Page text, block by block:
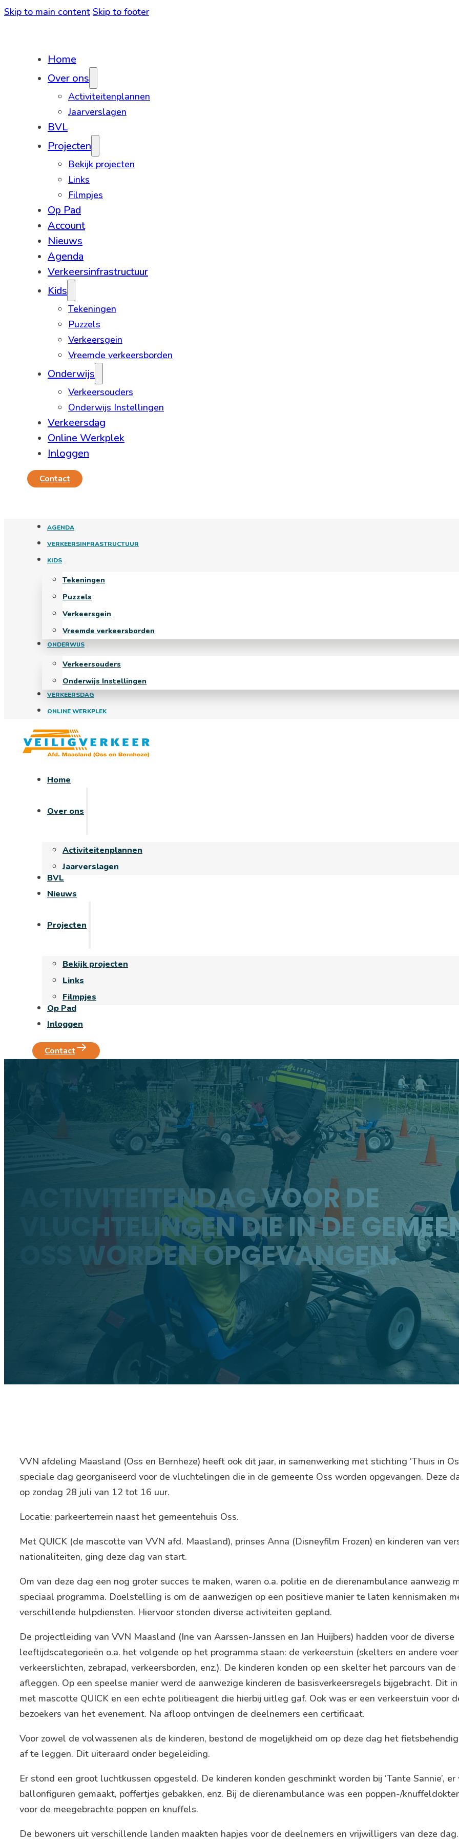
Skip to main content Skip to footer
Home
Over ons
Activiteitenplannen
Jaarverslagen
BVL
Projecten
Bekijk projecten
Links
Filmpjes
Op Pad
Account
Nieuws
Agenda
Verkeersinfrastructuur
Kids
Tekeningen
Puzzels
Verkeersgein
Vreemde verkeersborden
Onderwijs
Verkeersouders
Onderwijs Instellingen
Verkeersdag
Online Werkplek
Inloggen
Contact
AGENDA
VERKEERSINFRASTRUCTUUR
KIDS
Tekeningen
Puzzels
Verkeersgein
Vreemde verkeersborden
ONDERWIJS
Verkeersouders
Onderwijs Instellingen
VERKEERSDAG
ONLINE WERKPLEK
Home
Over ons
Activiteitenplannen
Jaarverslagen
BVL
Nieuws
Projecten
Bekijk projecten
Links
Filmpjes
Op Pad
Inloggen
Contact
28 JULI 2024
ACTIVITEITENDAG VOOR DE
VLUCHTELINGEN DIE IN DE
OSS WORDEN OPGEVANGEN.
VVN afdeling Maasland (Oss en Bernheze) heeft ook dit jaar, in samenwerking met stichting ‘Thuis in
speciale dag georganiseerd voor de vluchtelingen die in de gemeente Oss worden opgevangen. Deze
op zondag 28 juli van 12 tot 16 uur.
Locatie: parkeerterrein naast het gemeentehuis Oss.
Met QUICK (de mascotte van VVN afd. Maasland), prinses Anna (Disneyfilm Frozen) en kinderen van
nationaliteiten, ging deze dag van start.
Om van deze dag een nog groter succes te maken, waren o.a. politie en de dierenambulance aanwezig
speciaal programma. Doelstelling is om de aanwezigen op een positieve manier te laten kennismaken
verschillende hulpdiensten. Hiervoor stonden diverse activiteiten gepland.
De projectleiding van VVN Maasland (Ine van Aarssen-Janssen en Jan Huijbers) hadden voor de diverse
leeftijdscategorieën o.a. het volgende op het programma staan: de verkeerstuin (skelters en andere
verkeerslichten, zebrapad, verkeersborden, enz.). De kinderen konden op een skelter het parcours van
afleggen. Op een speelse manier werd de aanwezige kinderen de basisverkeersregels bijgebracht. Dit
met mascotte QUICK en een echte politieagent die hierbij uitleg gaf. Ook was er een verkeerstuin voor
bezoekers van het evenement. Na afloop ontvingen de deelnemers een certificaat.
Voor zowel de volwassenen als de kinderen, bestond de mogelijkheid om op deze dag het
af te leggen. Dit uiteraard onder begeleiding.
Er stond een groot luchtkussen opgesteld. De kinderen konden geschminkt worden bij ‘Tante Sannie’,
ballonfiguren gemaakt, poffertjes gebakken, enz. Bij de dierenambulance was een poppen-/
voor de meegebrachte poppen en knuffels.
De bewoners uit verschillende landen maakten hapjes voor de deelnemers en vrijwilligers van deze dag.